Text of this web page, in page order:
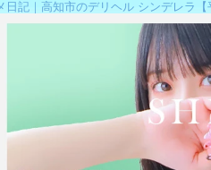
日記｜高知市のデリヘル シンデレラ